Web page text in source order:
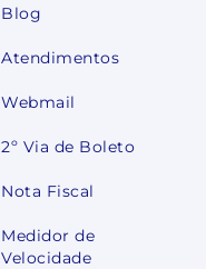
Blog
Atendimentos
Webmail
2º Via de Boleto
Nota Fiscal
Medidor de
Velocidade